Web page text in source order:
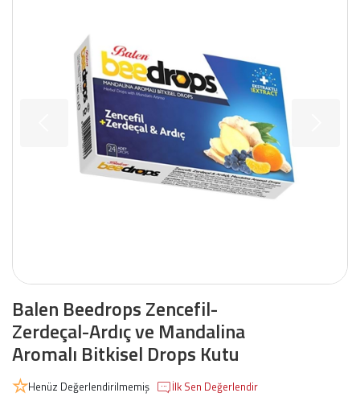
Balen Beedrops Zencefil-
Zerdeçal-Ardıç ve Mandalina
Aromalı Bitkisel Drops Kutu
Henüz Değerlendirilmemiş İlk Sen Değerlendir